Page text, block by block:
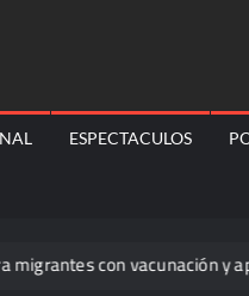
ESPECTACULOS
vacunación y apoyo